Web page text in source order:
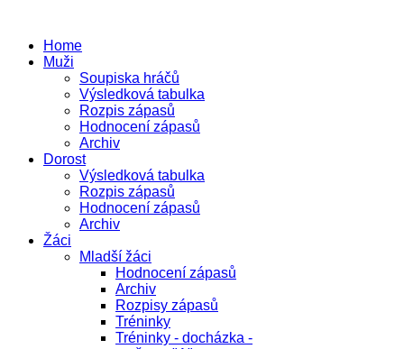
Home
Muži
Soupiska hráčů
Výsledková tabulka
Rozpis zápasů
Hodnocení zápasů
Archiv
Dorost
Výsledková tabulka
Rozpis zápasů
Hodnocení zápasů
Archiv
Žáci
Mladší žáci
Hodnocení zápasů
Archiv
Rozpisy zápasů
Tréninky
Tréninky - docházka -